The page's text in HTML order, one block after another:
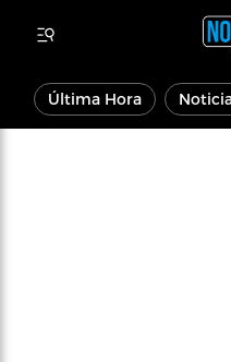
Última Hora